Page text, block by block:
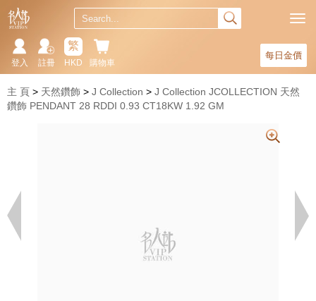
每日金價
購物車
繁
HKD
註冊
登入
主 頁 天然鑽飾 J Collection
J Collection JCOLLECTION 天然
鑽飾 PENDANT 28 RDDI 0.93 CT18KW 1.92 GM